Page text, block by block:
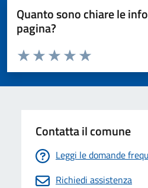
Quanto sono chiare le
pagina?
Valuta da 1 a 5 stelle la pagina
Valuta 5 stelle
Valuta 4 stelle su 5
Valuta 3 stelle su 5
Valuta 2 stelle su 5
Valuta 1 stelle su 5
Contatta il comune
Leggi le domande
Richiedi assistenza